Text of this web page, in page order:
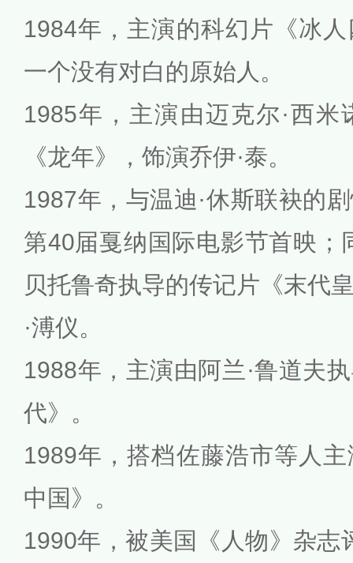
1984年，主演的科幻片《冰
一个没有对白的原始人。
1985年，主演由迈克尔·西
《龙年》，饰演乔伊·泰。
1987年，与温迪·休斯联袂的
第40届戛纳国际电影节首映；
贝托鲁奇执导的传记片《末代
·溥仪。
1988年，主演由阿兰·鲁道夫
代》。
1989年，搭档佐藤浩市等人
中国》。
1990年，被美国《人物》杂志